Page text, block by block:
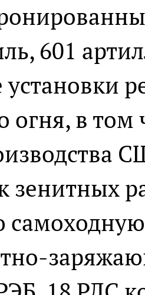
601
огня, в
зенитных